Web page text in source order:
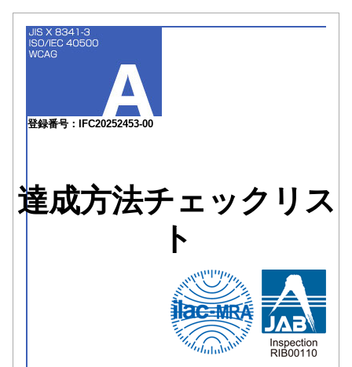
登録番号：IFC20252453-00
達成方法チェックリス
ト